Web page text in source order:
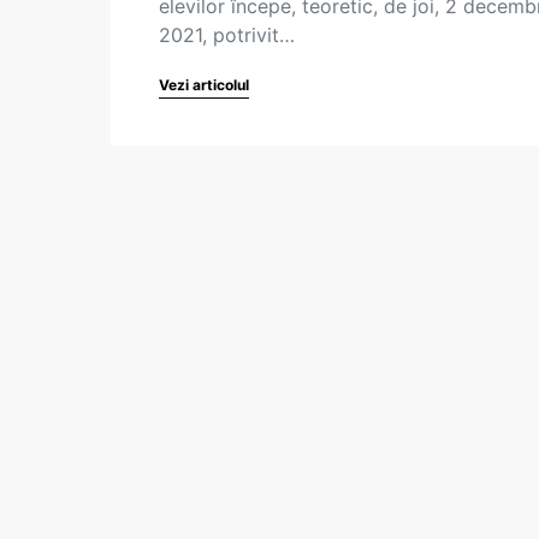
elevilor începe, teoretic, de joi, 2
2021, potrivit…
Vezi articolul